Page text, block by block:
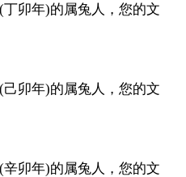
卯年)的属兔人，您的文
卯年)的属兔人，您的文
卯年)的属兔人，您的文